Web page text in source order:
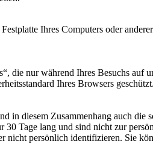
Ihres Computers oder
die nur während Ihres Besuchs
Ihres Browsers geschützt.
in diesem Zusammenhang auch
30 Tage lang und sind nicht zur
nicht persönlich identifizieren. Sie